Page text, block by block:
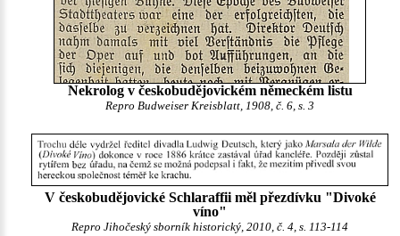
Nekrolog v českobudějovickém německém listu
Repro Budweiser Kreisblatt, 1908, č. 6, s. 3
V českobudějovické Schlaraffii měl přezdívku "Divoké
víno"
Repro Jihočeský sborník historický, 2010, č. 4, s. 113-114